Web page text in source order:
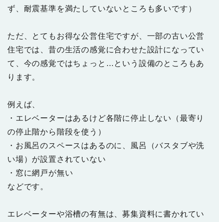
ず、耐震基準を満たしていないところも多いです）
ただ、とてもお得な公営住宅ですが、一部の古い公営
住宅では、昔の生活の感覚に合わせた設計になってい
て、今の感覚ではちょっと…という設備のところもあ
ります。
例えば、
・エレベーターはあるけど各階に停止しない（最寄り
の停止階から階段を使う）
・お風呂のスペースはあるのに、風呂（バスタブや洗
い場）が設置されていない
・窓に網戸が無い
などです。
エレベーターや浴槽の有無は、募集資料に書かれてい